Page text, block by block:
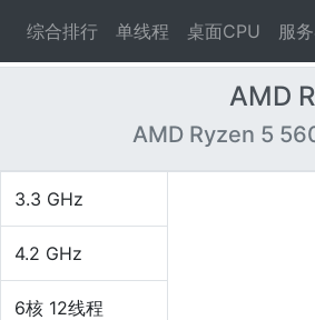
综合排行 单线程 桌面CPU 服
AMD
AMD Ryzen 5
3.3 GHz
4.2 GHz
6核 12线程